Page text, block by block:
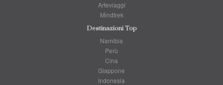
Arteviaggi
Mindtrek
Destinazioni Top
Namibia
Perù
Cina
Giappone
Indonesia